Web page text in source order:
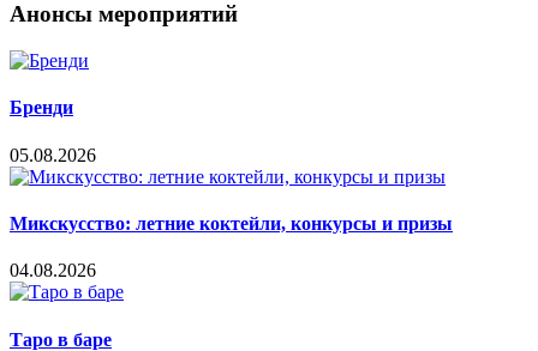
Анонсы мероприятий
Бренди
05.08.2026
Микскусство: летние коктейли, конкурсы и призы
04.08.2026
Таро в баре